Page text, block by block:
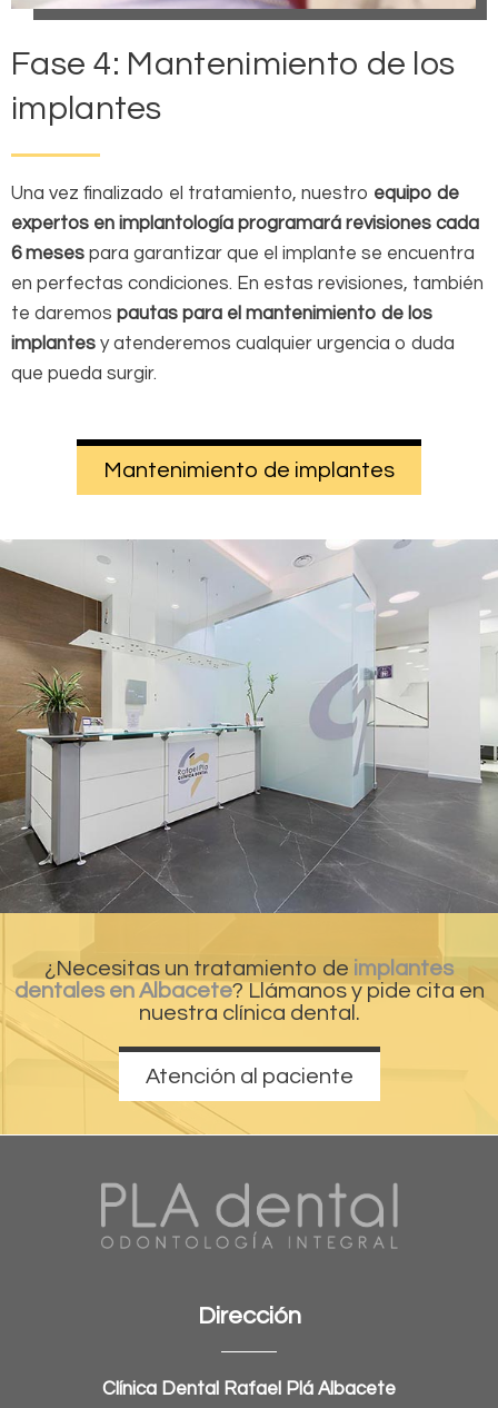
Fase 4: Mantenimiento de los
implantes
Una vez finalizado el tratamiento, nuestro equipo de
expertos en implantología programará revisiones cada
6 meses para garantizar que el implante se encuentra
en perfectas condiciones. En estas revisiones, también
te daremos pautas para el mantenimiento de los
implantes y atenderemos cualquier urgencia o duda
que pueda surgir.
Mantenimiento de implantes
¿Necesitas un tratamiento de implantes
dentales en Albacete? Llámanos y pide cita en
nuestra clínica dental.
Atención al paciente
Dirección
Clínica Dental Rafael Plá Albacete